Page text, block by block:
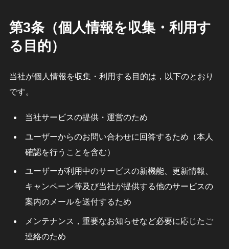
第3条（個人情報を収集・利用す
る目的）
当社が個人情報を収集・利用する目的は，以下のとおり
です。
当社サービスの提供・運営のため
ユーザーからのお問い合わせに回答するため（本人
確認を行うことを含む）
ユーザーが利用中のサービスの新機能、更新情報、
キャンペーン等及び当社が提供する他のサービスの
案内のメールを送付するため
メンテナンス，重要なお知らせなど必要に応じたご
連絡のため